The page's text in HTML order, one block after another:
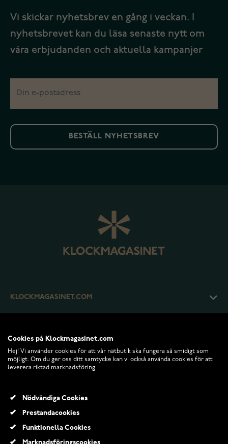
Vi skickar nyhetsbrev en gång i veckan. I
nyhetsbrevet kan du läsa senaste nytt om
våra erbjudanden och aktuella kampanjer
BESTÄLL NYHETSBREV
KLOCKMAGASINET.COM
RETURER OCH VILLKOR
Cookies på Klockmagasinet.com
Hej! Vi använder cookies för att vår nätbutik ska fungera så smidigt som
möjligt. Om du ger oss ditt samtycke kan vi också använda cookies för att
leverera riktad marknadsföring.
Nödvändiga Cookies
Prestandacookies
Funktionella Cookies